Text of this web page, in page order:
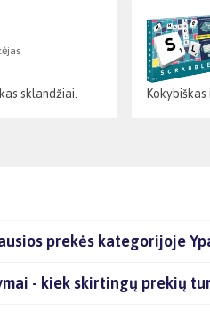
sklandžiai.
prekės kategorijoje
- kiek skirtingų prekių